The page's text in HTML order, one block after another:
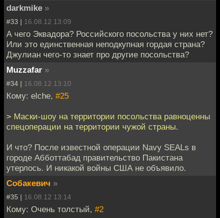
darkmike »
#33 | 16.08.12 13:09
А чего Эквадора? Российского посольства у них нет?
Или это единственная неподкупная гордая страна?
Джулиан чего-то знает про другие посольства?
Muzzafar »
#34 | 16.08.12 13:10
Кому: elche, #25
> Маски-шоу на территории посольства равноценны
спецоперации на территории чужой страны.
И что? После известной операции Navy SEALs в
городе Абботтабад правительство Пакистана
утерлось. И никакой войны США не объявило.
Собакевич »
#35 | 16.08.12 13:14
Кому: Очень толстый, #2